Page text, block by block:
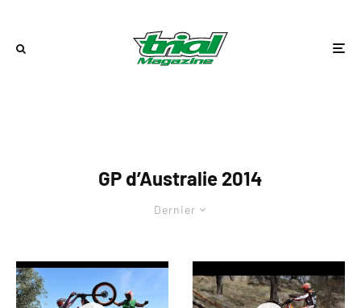
GP d’Australie 2014
Dernier